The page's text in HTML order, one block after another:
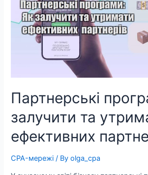
Партнерські
залучити та
ефективних
CPA-мережі / Byolga_cpa